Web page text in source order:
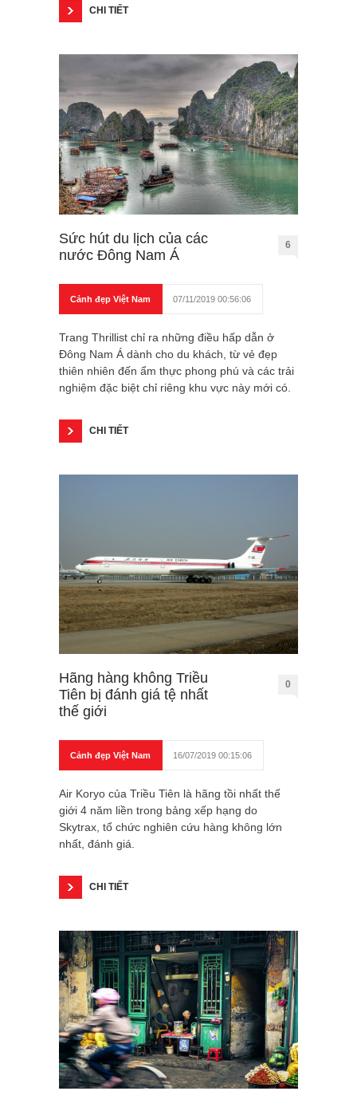
CHI TIẾT
Sức hút du lịch của các
nước Đông Nam Á
6
Cảnh đẹp Việt Nam 07/11/2019 00:56:06
Trang Thrillist chỉ ra những điều hấp dẫn ở
Đông Nam Á dành cho du khách, từ vẻ đẹp
thiên nhiên đến ẩm thực phong phú và các trải
nghiệm đặc biệt chỉ riêng khu vực này mới có.
CHI TIẾT
Hãng hàng không Triều
Tiên bị đánh giá tệ nhất
thế giới
0
Cảnh đẹp Việt Nam 16/07/2019 00:15:06
Air Koryo của Triều Tiên là hãng tồi nhất thế
giới 4 năm liền trong bảng xếp hạng do
Skytrax, tổ chức nghiên cứu hàng không lớn
nhất, đánh giá.
CHI TIẾT